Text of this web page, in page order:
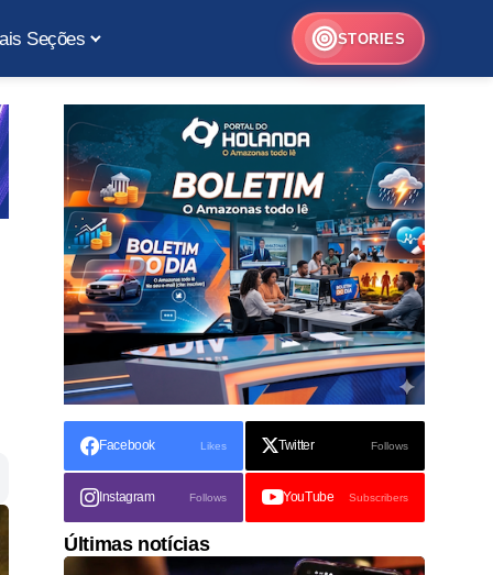
Seções STORIES
Facebook Likes Twitter Follows
Instagram Follows YouTube Subscribers
Últimas notícias